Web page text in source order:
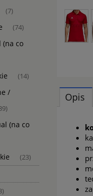
(7)
(74)
(na co
(14)
/
(na co
(23)
Opis